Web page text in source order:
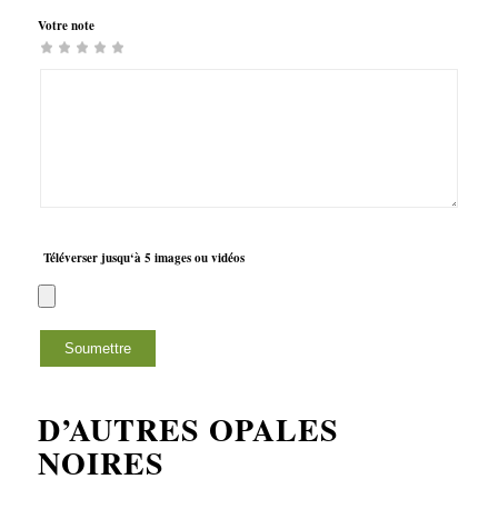
Votre note
Téléverser jusqu‘à 5 images ou vidéos
D’AUTRES OPALES
NOIRES